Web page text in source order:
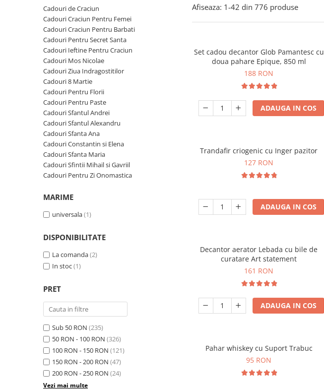
Cadouri Fete
Pentru Copilul din tine
Cadouri Haioase
Cadouri de Casa Noua
Cadouri Majorat
Cadouri pentru Nasi
Cadouri pentru Bunici
Cadouri pentru Prieteni
Cadouri pentru Sefi
Cel ce are tot
Cadouri Nunta si Cununie civila
Cani si Termosuri
Jocuri si Puzzle
Produse pentru Calatorie
Seturi de caligrafie
Cadouri Sfantul Alexandru
Cadouri Sfanta Ana
Cadouri Constantin si Elena
Cadouri Sfanta Maria
Cadouri Sfintii Mihail si Gavriil
Cadouri de Craciun
Cadouri Craciun Pentru Femei
Cadouri Craciun Pentru Barbati
Cadouri Pentru Secret Santa
Cadouri Ieftine Pentru Craciun
Cadouri Mos Nicolae
Cadouri Ziua Indragostitilor
Cadouri 8 Martie
Cadouri Pentru Florii
Cadouri Pentru Paste
Cadouri Sfantul Andrei
Cadouri Sfantul Alexandru
Cadouri Sfanta Ana
Cadouri Constantin si Elena
Cadouri Sfanta Maria
Cadouri Sfintii Mihail si Gavriil
Cadouri Pentru Zi Onomastica
MARIME
universala(1)
DISPONIBILITATE
La comanda(2)
In stoc(1)
PRET
Sub 50 RON (235)
50 RON - 100 RON (326)
100 RON - 150 RON (121)
150 RON - 200 RON (47)
200 RON - 250 RON (24)
Vezi mai multe
Afiseaza: 1-42 din 776 produse
Set cadou decantor Glob Pamantesc cu
doua pahare Epique, 850 ml
188 RON
ADAUGA IN COS
Trandafir criogenic cu Inger pazitor
127 RON
ADAUGA IN COS
Decantor aerator Lebada cu bile de
curatare Art statement
161 RON
ADAUGA IN COS
Pahar whiskey cu Suport Trabuc
95 RON